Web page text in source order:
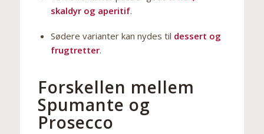
skaldyr og aperitif.
Sødere varianter kan nydes til dessert og
frugtretter.
Forskellen mellem
Spumante og
Prosecco